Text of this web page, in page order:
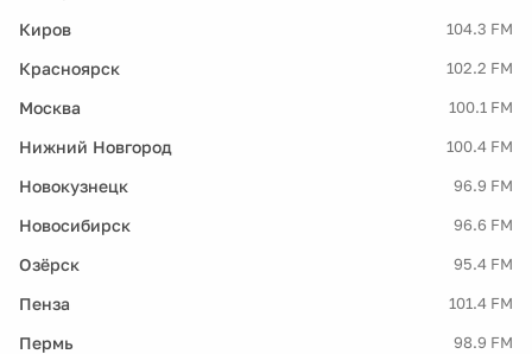
Киров 104.3 FM
Красноярск 102.2 FM
Москва 100.1 FM
Нижний Новгород 100.4 FM
Новокузнецк 96.9 FM
Новосибирск 96.6 FM
Озёрск 95.4 FM
Пенза 101.4 FM
Пермь 98.9 FM